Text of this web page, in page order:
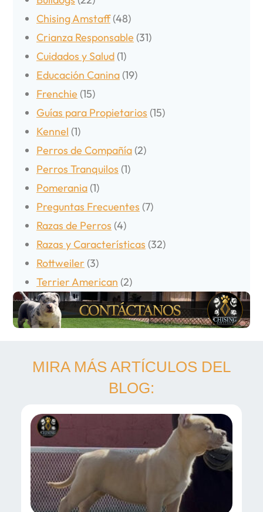
Chising Amstaff(48)
Crianza Responsable (31)
Cuidados y Salud (1)
Educación Canina (19)
Frenchie (15)
Guías para Propietarios (15)
Kennel (1)
Perros de Compañía (2)
Perros Tranquilos (1)
Pomerania (1)
Preguntas Frecuentes (7)
Razas de Perros (4)
Razas y Características (32)
Rottweiler (3)
Terrier American (2)
MIRA MÁS ARTÍCULOS DEL
BLOG: